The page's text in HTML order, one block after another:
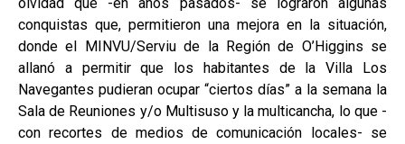
conquistas que, permitieron una mejora en la situación,
donde el MINVU/Serviu de la Región de O’Higgins se
allanó a permitir que los habitantes de la Villa Los
Navegantes pudieran ocupar “ciertos días” a la semana la
Sala de Reuniones y/o Multisuso y la multicancha, lo que -
con recortes de medios de comunicación locales- se